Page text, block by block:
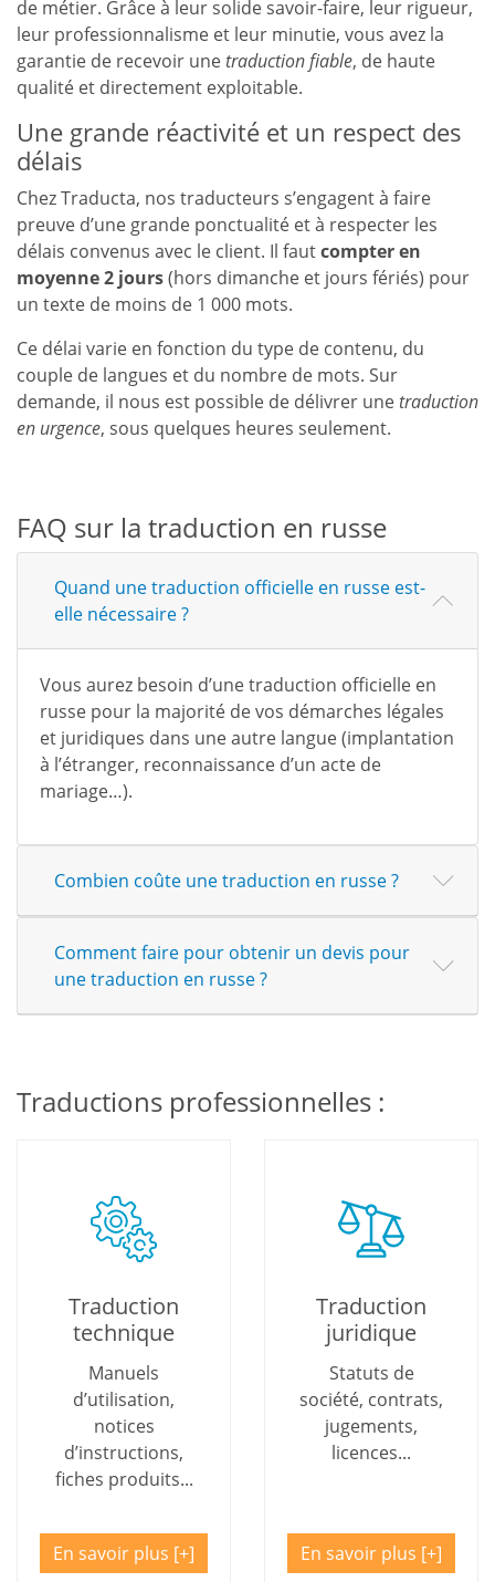
de métier. Grâce à leur solide savoir-faire, leur rigueur,
leur professionnalisme et leur minutie, vous avez la
garantie de recevoir unetraduction fiable, de haute
qualité et directement exploitable.
Une grande réactivité et un respect des
délais
Chez Traducta, nos traducteurs s’engagent à faire
preuve d’une grande ponctualité et à respecter les
délais convenus avec le client. Il fautcompter en
moyenne 2 jours(hors dimanche et jours fériés) pour
un texte de moins de 1 000 mots.
Ce délai varie en fonction du type de contenu, du
couple de langues et du nombre de mots. Sur
demande, il nous est possible de délivrer unetraduction
en urgence, sous quelques heures seulement.
FAQ sur la traduction en russe
Quand une traduction officielle en russe est-
elle nécessaire ?
Vous aurez besoin d’une traduction officielle en
russe pour la majorité de vos démarches légales
et juridiques dans une autre langue (implantation
à l’étranger, reconnaissance d’un acte de
mariage…).
Combien coûte une traduction en russe ?
Comment faire pour obtenir un devis pour
une traduction en russe ?
Traductions professionnelles :
Traduction
technique
Manuels
d’utilisation,
notices
d’instructions,
fiches produits...
En savoir plus
Traduction
juridique
Statuts de
société, contrats,
jugements,
licences...
En savoir plus